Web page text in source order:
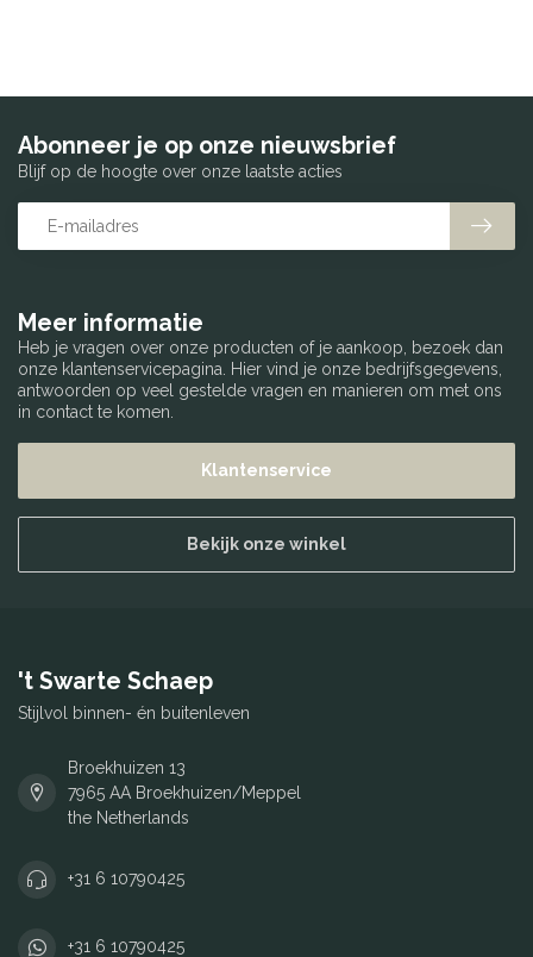
Meer informatie
Heb je vragen over onze producten of je aankoop, bezoek dan
onze klantenservicepagina. Hier vind je onze bedrijfsgegevens,
antwoorden op veel gestelde vragen en manieren om met ons
in contact te komen.
Klantenservice
Bekijk onze winkel
Abonneer je op onze nieuwsbrief
Blijf op de hoogte over onze laatste acties
't Swarte Schaep
Stijlvol binnen- én buitenleven
Broekhuizen 13
7965 AA Broekhuizen/Meppel
the Netherlands
+31 6 10790425
+31 6 10790425